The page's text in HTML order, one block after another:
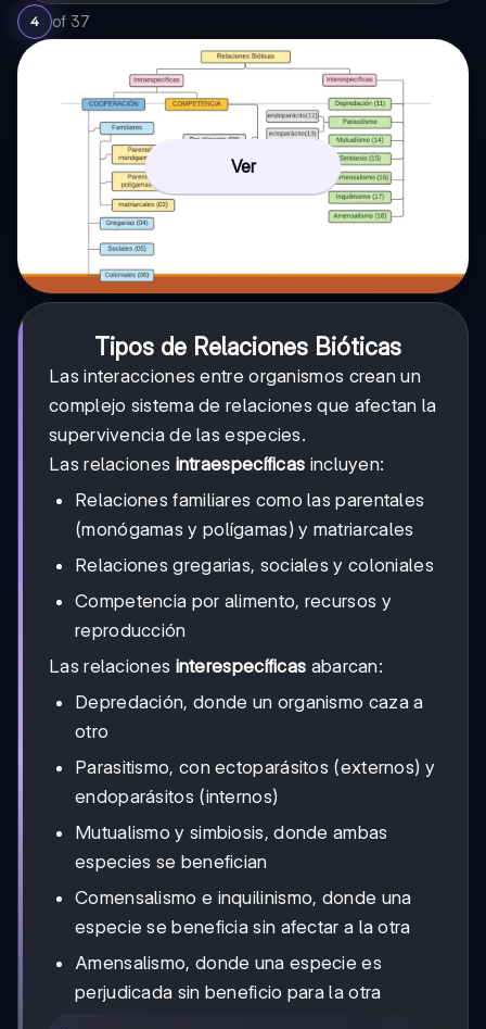
4 of 37
Ver
Tipos de Relaciones Bióticas
Las interacciones entre organismos crean un
complejo sistema de relaciones que afectan la
supervivencia de las especies.
Las relaciones intraespecíficas incluyen:
Relaciones familiares como las parentales
(monógamas y polígamas) y matriarcales
Relaciones gregarias, sociales y coloniales
Competencia por alimento, recursos y
reproducción
Las relaciones interespecíficas abarcan:
Depredación, donde un organismo caza a
otro
Parasitismo, con ectoparásitos (externos) y
endoparásitos (internos)
Mutualismo y simbiosis, donde ambas
especies se benefician
Comensalismo e inquilinismo, donde una
especie se beneficia sin afectar a la otra
Amensalismo, donde una especie es
perjudicada sin beneficio para la otra